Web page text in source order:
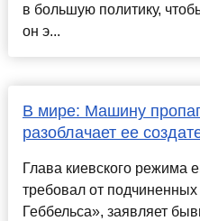
в большую политику,
он э...
В мире: Машину
разоблачает ее
Глава киевского режима
требовал от
Геббельса», заявляет